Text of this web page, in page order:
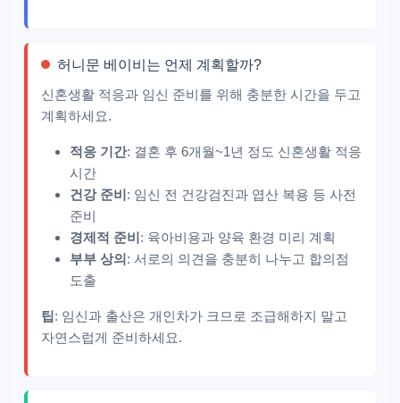
허니문 베이비는 언제 계획할까?
신혼생활 적응과 임신 준비를 위해 충분한 시간을 두고
계획하세요.
적응 기간: 결혼 후 6개월~1년 정도 신혼생활 적응
시간
건강 준비: 임신 전 건강검진과 엽산 복용 등 사전
준비
경제적 준비: 육아비용과 양육 환경 미리 계획
부부 상의 : 서로의 의견을 충분히 나누고 합의점
도출
팁 : 임신과 출산은 개인차가 크므로 조급해하지 말고
자연스럽게 준비하세요.